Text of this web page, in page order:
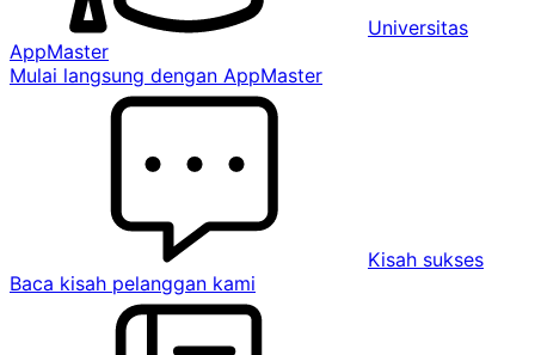
Universitas
AppMaster
Mulai langsung dengan AppMaster
Kisah sukses
Baca kisah pelanggan kami